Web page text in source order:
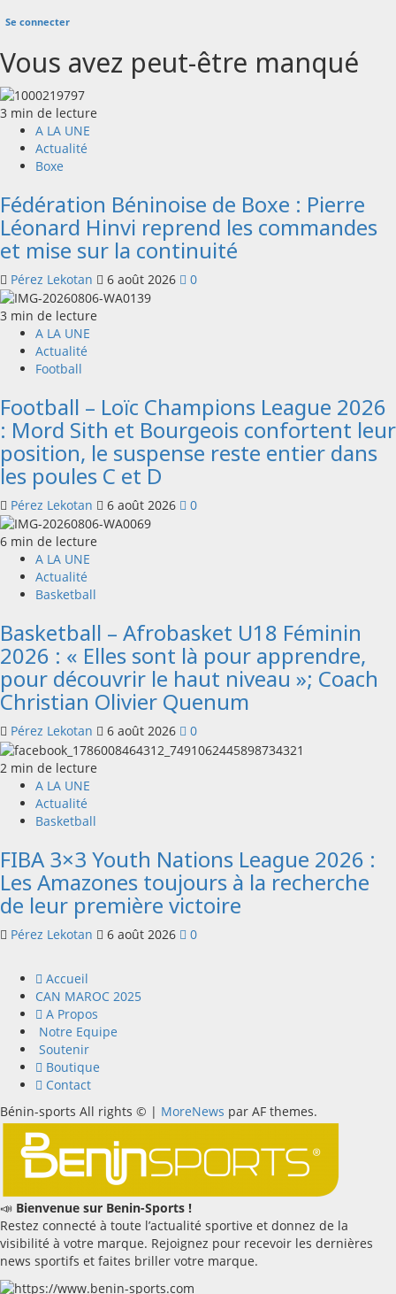
Se connecter
Vous avez peut-être manqué
3 min de lecture
A LA UNE
Actualité
Boxe
Fédération Béninoise de Boxe : Pierre
Léonard Hinvi reprend les commandes
et mise sur la continuité
Pérez Lekotan 6 août 2026 0
3 min de lecture
A LA UNE
Actualité
Football
Football – Loïc Champions League 2026
: Mord Sith et Bourgeois confortent leur
position, le suspense reste entier dans
les poules C et D
Pérez Lekotan 6 août 2026 0
6 min de lecture
A LA UNE
Actualité
Basketball
Basketball – Afrobasket U18 Féminin
2026 : « Elles sont là pour apprendre,
pour découvrir le haut niveau »; Coach
Christian Olivier Quenum
Pérez Lekotan 6 août 2026 0
2 min de lecture
A LA UNE
Actualité
Basketball
FIBA 3×3 Youth Nations League 2026 :
Les Amazones toujours à la recherche
de leur première victoire
Pérez Lekotan 6 août 2026 0
Accueil
CAN MAROC 2025
A Propos
Notre Equipe
Soutenir
Boutique
Contact
Bénin-sports All rights © | MoreNews par AF themes.
📣 Bienvenue sur Benin-Sports !
Restez connecté à toute l’actualité sportive et donnez de la
visibilité à votre marque. Rejoignez pour recevoir les dernières
news sportifs et faites briller votre marque.